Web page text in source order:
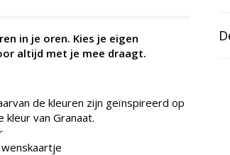
in je oren. Kies je eigen
altijd met je mee draagt.
de kleuren zijn geïnspireerd op
kleur van Granaat.